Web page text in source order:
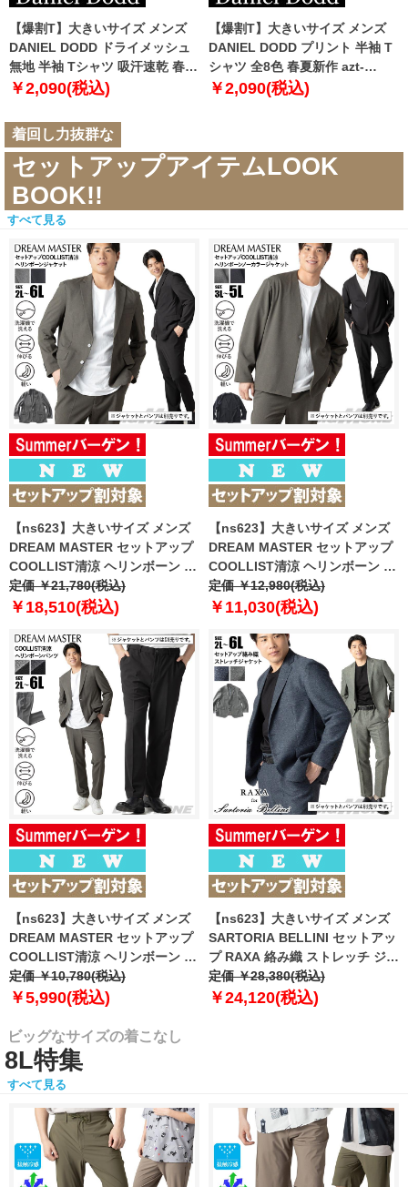
【爆割T】大きいサイズ メンズ
DANIEL DODD ドライメッシュ
無地 半袖 Tシャツ 吸汗速乾 春夏
新作 tjt-2602dry5 【fre】
￥2,090(税込)
【爆割T】大きいサイズ メンズ
DANIEL DODD プリント 半袖 T
シャツ 全8色 春夏新作 azt-
2602pt5 【fre】
￥2,090(税込)
着回し力抜群な
セットアップアイテムLOOK
BOOK!!
すべて見る
【ns623】大きいサイズ メンズ
DREAM MASTER セットアップ
COOLLIST清涼 ヘリンボーン ス
トレッチ ジャケット 軽量 ウォッ
シャブル スマリラ 春夏新作
定価 ￥21,780(税込)
￥18,510(税込)
【ns623】大きいサイズ メンズ
DREAM MASTER セットアップ
COOLLIST清涼 ヘリンボーン ス
トレッチ ノーカラー ジャケット
軽量 ウォッシャブル スマリラ 春
定価 ￥12,980(税込)
￥11,030(税込)
【ns623】大きいサイズ メンズ
DREAM MASTER セットアップ
COOLLIST清涼 ヘリンボーン ス
トレッチ パンツ 軽量 ウォッシャ
ブル スマリラ 春夏新作
定価 ￥10,780(税込)
￥5,990(税込)
【ns623】大きいサイズ メンズ
SARTORIA BELLINI セットアッ
プ RAXA 絡み織 ストレッチ ジャ
ケット 春夏新作 tzjk-33b
【fre】
定価 ￥28,380(税込)
￥24,120(税込)
ビッグなサイズの着こなし
8L特集
すべて見る